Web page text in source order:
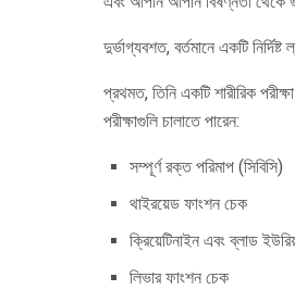
দুর্ভাগ্যবশত, বর্তমানে একটি
প্রথমত, তিনি একটি শারীরিক
পরীক্ষাগুলি চালাতে পারেন:
সম্পূর্ণ রক্ত ​​পরিমাপ (সিবিসি)
থাইরয়েড ফাংশন চেক
ক্রিয়েটিনাইন এবং ব্লাড
লিভার ফাংশন চেক